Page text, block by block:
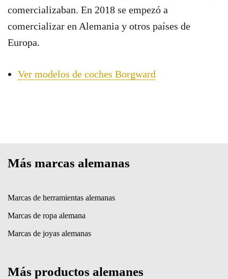
comercializaban. En 2018 se empezó a
comercializar en Alemania y otros países de
Europa.
Ver modelos de coches Borgward
Más marcas alemanas
Marcas de herramientas alemanas
Marcas de ropa alemana
Marcas de joyas alemanas
Más productos alemanes